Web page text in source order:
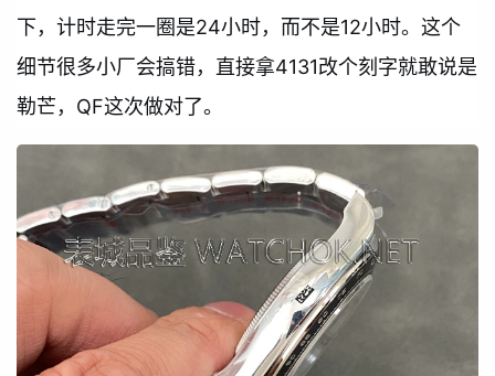
下，计时走完一圈是24小时，而不是12小时。这个
细节很多小厂会搞错，直接拿4131改个刻字就敢说是
勒芒，QF这次做对了。